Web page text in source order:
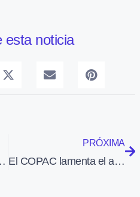
esta noticia
de un volcán cercano
PRÓXIMA
El COPAC lamenta el accidente de helicóptero ocurrido ayer en Burgos